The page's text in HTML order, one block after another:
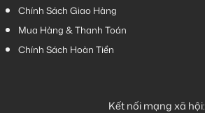
Chính Sách Giao Hàng
Mua Hàng & Thanh Toán
Chính Sách Hoàn Tiền
Kết nối mạng xã hội: